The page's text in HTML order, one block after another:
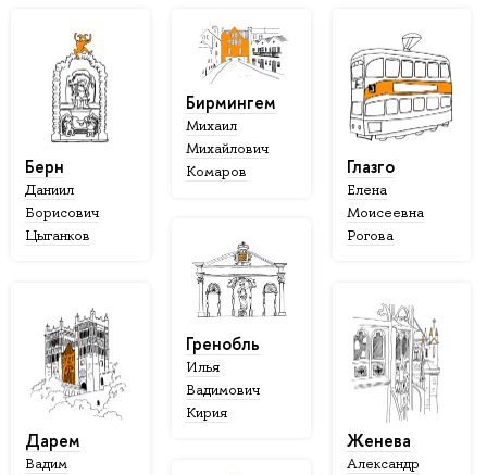
Берн
Даниил
Борисович
Цыганков
Бирмингем
Михаил
Михайлович
Комаров
Глазго
Елена
Моисеевна
Рогова
Гренобль
Илья
Вадимович
Кирия
Дарем
Вадим
Женева
Александр